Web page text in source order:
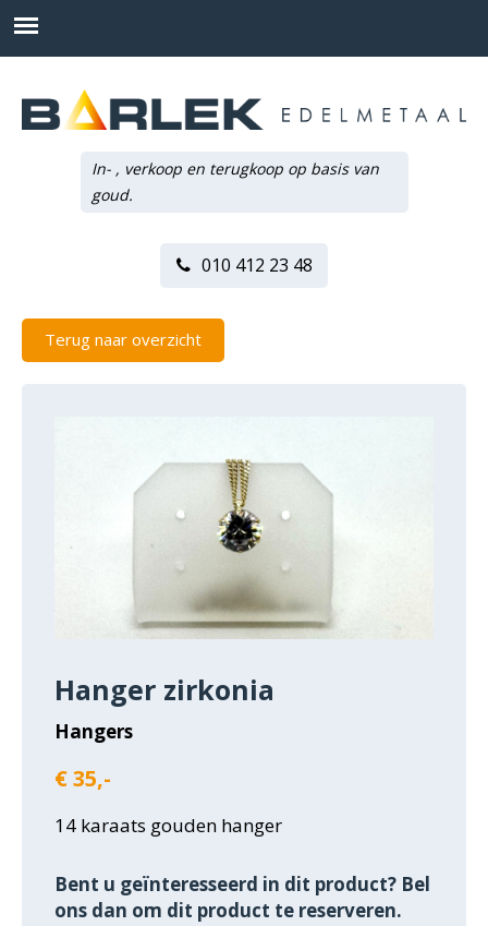
In- , verkoop en terugkoop op basis van
goud.
010 412 23 48
Terug naar overzicht
Hanger zirkonia
Hangers
€ 35,-
14 karaats gouden hanger
Bent u geïnteresseerd in dit product? Bel
ons dan om dit product te reserveren.